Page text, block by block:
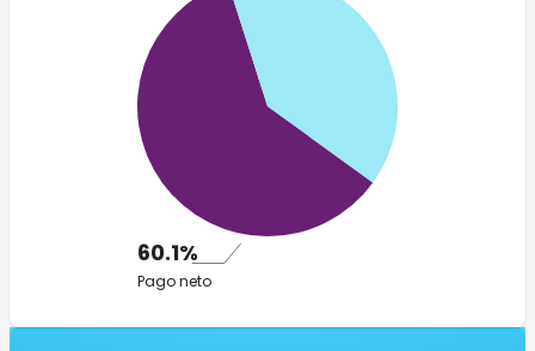
60.1%
Pago neto